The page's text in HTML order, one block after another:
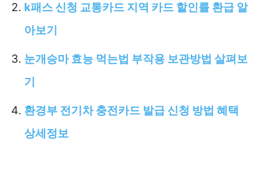
k패스 신청 교통카드 지역 카드 할인률 환급 알
아보기
눈개승마 효능 먹는법 부작용 보관방법 살펴보
기
환경부 전기차 충전카드 발급 신청 방법 혜택
상세정보